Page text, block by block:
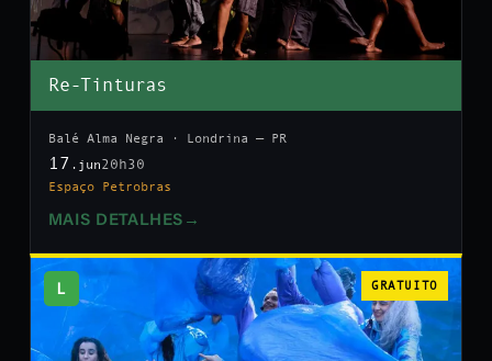
Re-Tinturas
Balé Alma Negra · Londrina — PR
17 .jun20h30
Espaço Petrobras
MAIS DETALHES →
L GRATUITO